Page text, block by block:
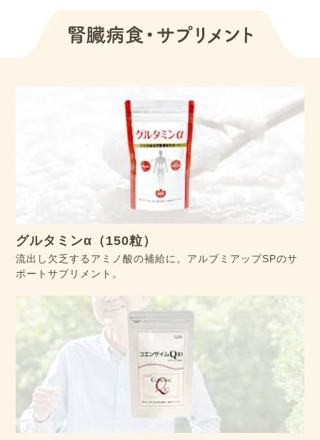
グルタミンα（150粒）
流出し欠乏するアミノ酸の補給に。アルブミアップSPのサ
ポートサプリメント。